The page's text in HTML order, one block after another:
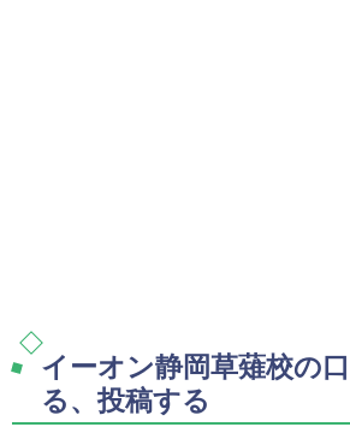
イーオン静岡草薙校の
る、投稿する